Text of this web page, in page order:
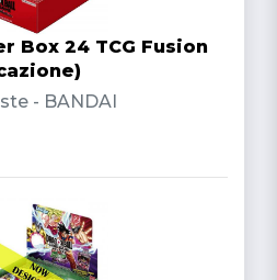
Box 24 TCG Fusion
- BANDAI